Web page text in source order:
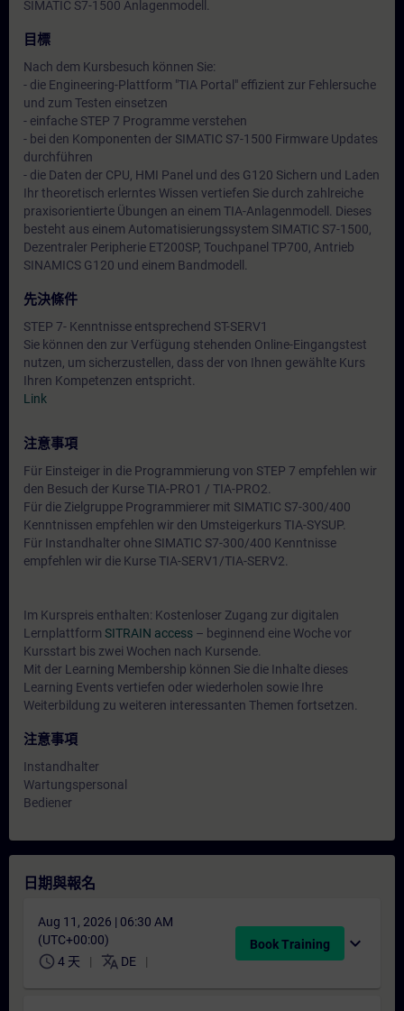
SIMATIC S7-1500 Anlagenmodell.
目標
Nach dem Kursbesuch können Sie:
- die Engineering-Plattform "TIA Portal" effizient zur Fehlersuche
und zum Testen einsetzen
- einfache STEP 7 Programme verstehen
- bei den Komponenten der SIMATIC S7-1500 Firmware Updates
durchführen
- die Daten der CPU, HMI Panel und des G120 Sichern und Laden
Ihr theoretisch erlerntes Wissen vertiefen Sie durch zahlreiche
praxisorientierte Übungen an einem TIA-Anlagenmodell. Dieses
besteht aus einem Automatisierungssystem SIMATIC S7-1500,
Dezentraler Peripherie ET200SP, Touchpanel TP700, Antrieb
SINAMICS G120 und einem Bandmodell.
先決條件
STEP 7- Kenntnisse entsprechend ST-SERV1
Sie können den zur Verfügung stehenden Online-Eingangstest
nutzen, um sicherzustellen, dass der von Ihnen gewählte Kurs
Ihren Kompetenzen entspricht.
Link
注意事項
Für Einsteiger in die Programmierung von STEP 7 empfehlen wir
den Besuch der Kurse TIA-PRO1 / TIA-PRO2.
Für die Zielgruppe Programmierer mit SIMATIC S7-300/400
Kenntnissen empfehlen wir den Umsteigerkurs TIA-SYSUP.
Für Instandhalter ohne SIMATIC S7-300/400 Kenntnisse
empfehlen wir die Kurse TIA-SERV1/TIA-SERV2.
Im Kurspreis enthalten: Kostenloser Zugang zur digitalen
Lernplattform SITRAIN access – beginnend eine Woche vor
Kursstart bis zwei Wochen nach Kursende.
Mit der Learning Membership können Sie die Inhalte dieses
Learning Events vertiefen oder wiederholen sowie Ihre
Weiterbildung zu weiteren interessanten Themen fortsetzen.
注意事項
Instandhalter
Wartungspersonal
Bediener
日期與報名
Aug 11, 2026 | 06:30 AM
(UTC+00:00)
schedule 4 天 translate DE
Book Training expand_more